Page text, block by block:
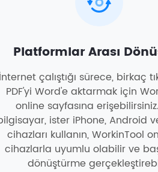
Platformlar Arası
İnternet çalıştığı sürece, birkaç
PDF'yi Word'e aktarmak için
online sayfasına
ister iPhone, Android
cihazları kullanın, WorkinTool
cihazlarla uyumlu olabilir ve
dönüştürme